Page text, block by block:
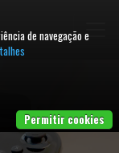
de navegação e
Permitir cookies